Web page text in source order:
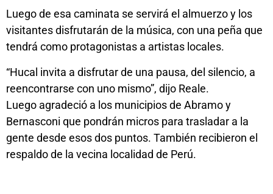
Luego de esa caminata se servirá el almuerzo y los
visitantes disfrutarán de la música, con una peña que
tendrá como protagonistas a artistas locales.
“Hucal invita a disfrutar de una pausa, del silencio, a
reencontrarse con uno mismo”, dijo Reale.
Luego agradeció a los municipios de Abramo y
Bernasconi que pondrán micros para trasladar a la
gente desde esos dos puntos. También recibieron el
respaldo de la vecina localidad de Perú.